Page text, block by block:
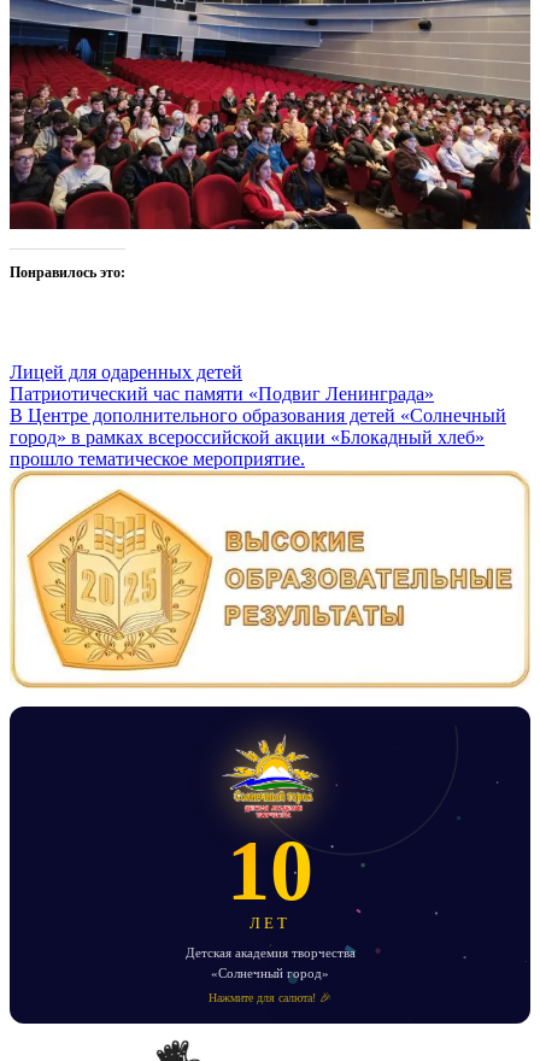
Понравилось это:
Лицей для одаренных детей
Навигация
по
записям
Патриотический час памяти «Подвиг Ленинграда»
В Центре дополнительного образования детей «Солнечный
город» в рамках всероссийской акции «Блокадный хлеб»
прошло тематическое мероприятие.
10
ЛЕТ
Детская академия творчества
«Солнечный город»
Нажмите для салюта! 🎉